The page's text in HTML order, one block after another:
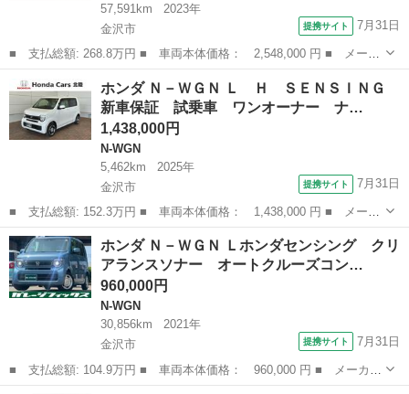
57,591km
2023年
金沢市
提携サイト 7月31日
■ 支払総額: 268.8万円 ■ 車両本体価格： 2,548,000 円 ■ メーカ
ー名： ホンダ ■ 車種名： ＺＲ－Ｖ ■ グレード名： Ｚ ＢＳ
Ｉレス Ｈ ＳＥＮＳＩＮＧ 革シ－ト 最長５年保証 ワンオ－ナ
－ 純正...
石川 ホンダ
ホンダ Ｎ－ＷＧＮ Ｌ Ｈ ＳＥＮＳＩＮＧ
新車保証 試乗車 ワンオーナー ナ…
1,438,000円
N-WGN
5,462km
2025年
金沢市
提携サイト 7月31日
■ 支払総額: 152.3万円 ■ 車両本体価格： 1,438,000 円 ■ メーカ
ー名： ホンダ ■ 車種名： Ｎ－ＷＧＮ ■ グレード名： Ｌ
Ｈ ＳＥＮＳＩＮＧ 新車保証 試乗車 ワンオーナー ナビＶＸＭ
－２４５Ｚ...
石川 金沢市 N-WGN
ホンダ Ｎ－ＷＧＮ Ｌホンダセンシング クリ
アランスソナー オートクルーズコン…
960,000円
N-WGN
30,856km
2021年
金沢市
提携サイト 7月31日
■ 支払総額: 104.9万円 ■ 車両本体価格： 960,000 円 ■ メーカー
名： ホンダ ■ 車種名： Ｎ－ＷＧＮ ■ グレード名： Ｌホンダ